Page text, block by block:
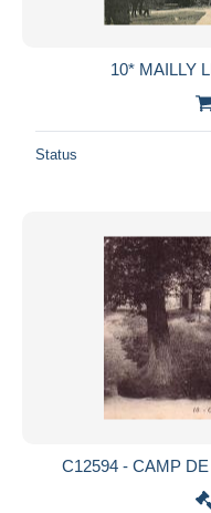
10* MAILLY
Status
C12594 - CAMP